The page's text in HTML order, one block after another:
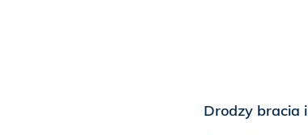
Drodzy bracia